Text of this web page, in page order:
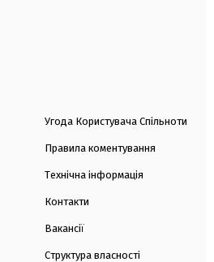
Угода Користувача Спільноти
Правила коментування
Технічна інформація
Контакти
Вакансії
Структура власності